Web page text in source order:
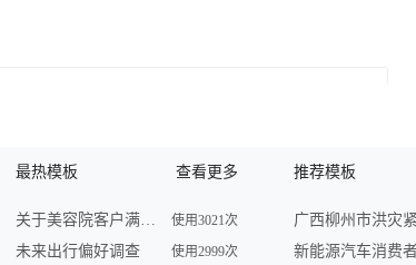
最热模板 查看更多
关于美容院客户满意度的问卷调查 使用3021次
未来出行偏好调查 使用2999次
推荐模板